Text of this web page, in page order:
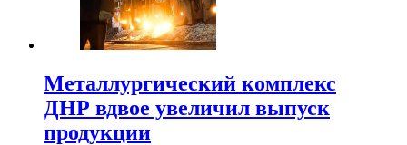
Металлургический комплекс
ДНР вдвое увеличил выпуск
продукции